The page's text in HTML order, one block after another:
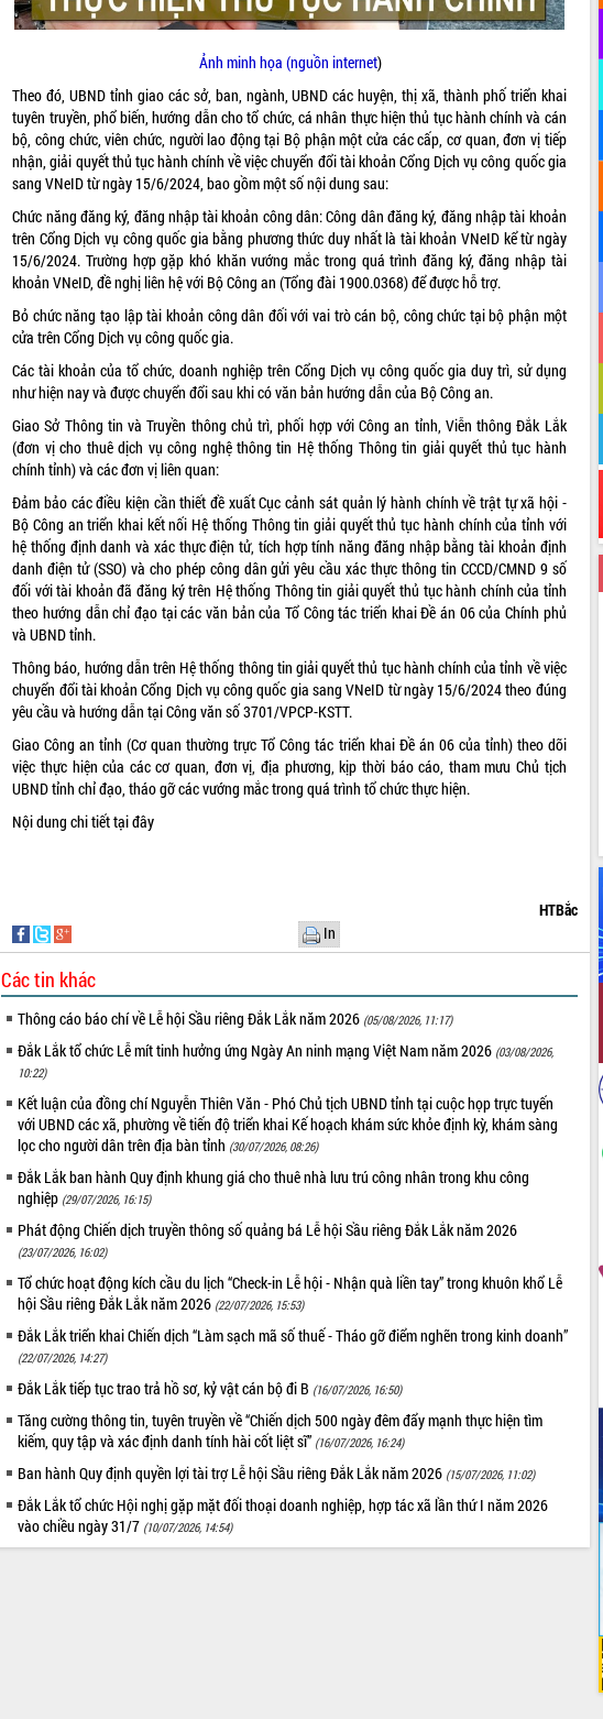
Ảnh minh họa (nguồn internet)
Theo đó, UBND tỉnh giao các sở, ban, ngành, UBND các huyện, thị xã, thành phố triển khai
tuyên truyền, phổ biến, hướng dẫn cho tổ chức, cá nhân thực hiện thủ tục hành chính và cán
bộ, công chức, viên chức, người lao động tại Bộ phận một cửa các cấp, cơ quan, đơn vị tiếp
nhận, giải quyết thủ tục hành chính về việc chuyển đổi tài khoản Cổng Dịch vụ công quốc gia
sang VNeID từ ngày 15/6/2024, bao gồm một số nội dung sau:
Chức năng đăng ký, đăng nhập tài khoản công dân: Công dân đăng ký, đăng nhập tài khoản
trên Cổng Dịch vụ công quốc gia bằng phương thức duy nhất là tài khoản VNeID kể từ ngày
15/6/2024. Trường hợp gặp khó khăn vướng mắc trong quá trình đăng ký, đăng nhập tài
khoản VNeID, đề nghị liên hệ với Bộ Công an (Tổng đài 1900.0368) để được hỗ trợ.
Bỏ chức năng tạo lập tài khoản công dân đối với vai trò cán bộ, công chức tại bộ phận một
cửa trên Cổng Dịch vụ công quốc gia.
Các tài khoản của tổ chức, doanh nghiệp trên Cổng Dịch vụ công quốc gia duy trì, sử dụng
như hiện nay và được chuyển đổi sau khi có văn bản hướng dẫn của Bộ Công an.
Giao Sở Thông tin và Truyền thông chủ trì, phối hợp với Công an tỉnh, Viễn thông Đắk Lắk
(đơn vị cho thuê dịch vụ công nghệ thông tin Hệ thống Thông tin giải quyết thủ tục hành
chính tỉnh) và các đơn vị liên quan:
Đảm bảo các điều kiện cần thiết đề xuất Cục cảnh sát quản lý hành chính về trật tự xã hội -
Bộ Công an triển khai kết nối Hệ thống Thông tin giải quyết thủ tục hành chính của tỉnh với
hệ thống định danh và xác thực điện tử, tích hợp tính năng đăng nhập bằng tài khoản định
danh điện tử (SSO) và cho phép công dân gửi yêu cầu xác thực thông tin CCCD/CMND 9 số
đối với tài khoản đã đăng ký trên Hệ thống Thông tin giải quyết thủ tục hành chính của tỉnh
theo hướng dẫn chỉ đạo tại các văn bản của Tổ Công tác triển khai Đề án 06 của Chính phủ
và UBND tỉnh.
Thông báo, hướng dẫn trên Hệ thống thông tin giải quyết thủ tục hành chính của tỉnh về việc
chuyển đổi tài khoản Cổng Dịch vụ công quốc gia sang VNeID từ ngày 15/6/2024 theo đúng
yêu cầu và hướng dẫn tại Công văn số 3701/VPCP-KSTT.
Giao Công an tỉnh (Cơ quan thường trực Tổ Công tác triển khai Đề án 06 của tỉnh) theo dõi
việc thực hiện của các cơ quan, đơn vị, địa phương, kịp thời báo cáo, tham mưu Chủ tịch
UBND tỉnh chỉ đạo, tháo gỡ các vướng mắc trong quá trình tổ chức thực hiện.
Nội dung chi tiếttại đây
HTBắc
In
Các tin khác
Thông cáo báo chí về Lễ hội Sầu riêng Đắk Lắk năm 2026 (05/08/2026, 11:17)
Đắk Lắk tổ chức Lễ mít tinh hưởng ứng Ngày An ninh mạng Việt Nam năm 2026 (03/08/2026,
10:22)
Kết luận của đồng chí Nguyễn Thiên Văn - Phó Chủ tịch UBND tỉnh tại cuộc họp trực tuyến
với UBND các xã, phường về tiến độ triển khai Kế hoạch khám sức khỏe định kỳ, khám sàng
lọc cho người dân trên địa bàn tỉnh (30/07/2026, 08:26)
Đắk Lắk ban hành Quy định khung giá cho thuê nhà lưu trú công nhân trong khu công
nghiệp (29/07/2026, 16:15)
Phát động Chiến dịch truyền thông số quảng bá Lễ hội Sầu riêng Đắk Lắk năm 2026
(23/07/2026, 16:02)
Tổ chức hoạt động kích cầu du lịch “Check-in Lễ hội - Nhận quà liền tay” trong khuôn khổ Lễ
hội Sầu riêng Đắk Lắk năm 2026 (22/07/2026, 15:53)
Đắk Lắk triển khai Chiến dịch “Làm sạch mã số thuế - Tháo gỡ điểm nghẽn trong kinh doanh”
(22/07/2026, 14:27)
Đắk Lắk tiếp tục trao trả hồ sơ, kỷ vật cán bộ đi B (16/07/2026, 16:50)
Tăng cường thông tin, tuyên truyền về “Chiến dịch 500 ngày đêm đẩy mạnh thực hiện tìm
kiếm, quy tập và xác định danh tính hài cốt liệt sĩ” (16/07/2026, 16:24)
Ban hành Quy định quyền lợi tài trợ Lễ hội Sầu riêng Đắk Lắk năm 2026 (15/07/2026, 11:02)
Đắk Lắk tổ chức Hội nghị gặp mặt đối thoại doanh nghiệp, hợp tác xã lần thứ I năm 2026
vào chiều ngày 31/7 (10/07/2026, 14:54)